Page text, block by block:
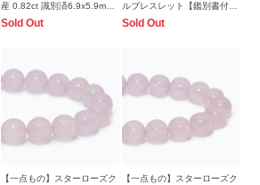
産 0.82ct 識別済6.9x5.9mm
前後
Sold Out
ルブレスレット【鑑別書付
き】
Sold Out
【一点もの】スターローズク
【一点もの】スターローズク